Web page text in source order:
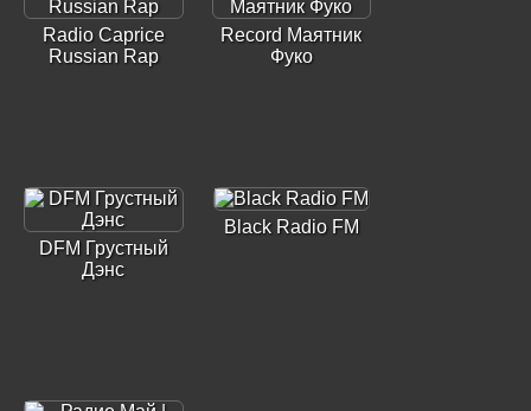
Radio Caprice
Russian Rap
Record Маятник
Фуко
DFM Грустный
Дэнс
Black Radio FM